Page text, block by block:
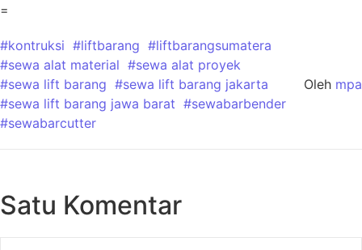
=
#kontruksi #liftbarang #liftbarangsumatera
#sewa alat material #sewa alat proyek
#sewa lift barang #sewa lift barang jakarta
#sewa lift barang jawa barat #sewabarbender
#sewabarcutter
Oleh mpa
Satu Komentar